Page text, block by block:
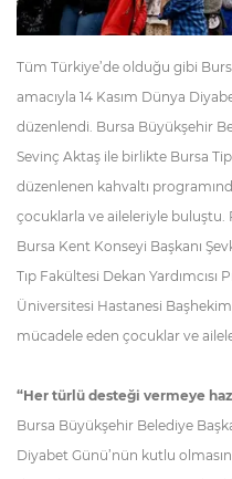
Tüm Türkiye’de olduğu gibi
amacıyla 14 Kasım Dünya
düzenlendi. Bursa Büyükşehir
Sevinç Aktaş ile birlikte Bursa
düzenlenen kahvaltı
çocuklarla ve aileleriyle buluştu.
Bursa Kent Konseyi Başkanı
Tıp Fakültesi Dekan
Üniversitesi Hastanesi
mücadele eden çocuklar ve
“Her türlü desteği vermeye
Bursa Büyükşehir Belediye
Diyabet Günü’nün kutlu